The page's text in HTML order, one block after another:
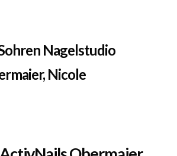
Nagelstudio
Nicole